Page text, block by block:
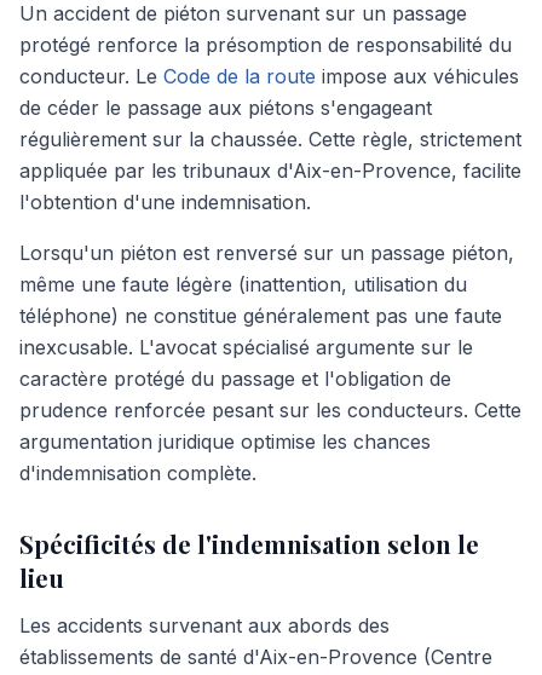
Un accident de piéton survenant sur un passage
protégé renforce la présomption de responsabilité du
conducteur. Le Code de la route impose aux véhicules
de céder le passage aux piétons s'engageant
régulièrement sur la chaussée. Cette règle, strictement
appliquée par les tribunaux d'Aix-en-Provence, facilite
l'obtention d'une indemnisation.
Lorsqu'un piéton est renversé sur un passage piéton,
même une faute légère (inattention, utilisation du
téléphone) ne constitue généralement pas une faute
inexcusable. L'avocat spécialisé argumente sur le
caractère protégé du passage et l'obligation de
prudence renforcée pesant sur les conducteurs. Cette
argumentation juridique optimise les chances
d'indemnisation complète.
Spécificités de l'indemnisation selon le
lieu
Les accidents survenant aux abords des
établissements de santé d'Aix-en-Provence (Centre